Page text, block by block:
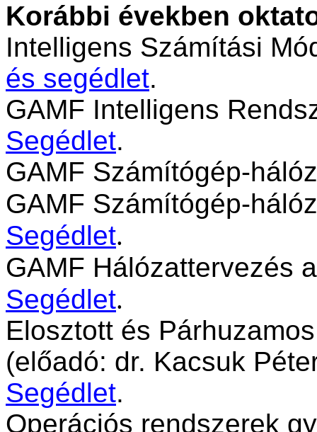
Korábbi években
Intelligens Számítási
és segédlet.
GAMF Intelligens
Segédlet.
GAMF Számítógép-
GAMF Számítógép-
Segédlet.
GAMF Hálózattervezés
Segédlet.
Elosztott és
(előadó: dr. Kacsuk
Segédlet.
Operációs rendszerek